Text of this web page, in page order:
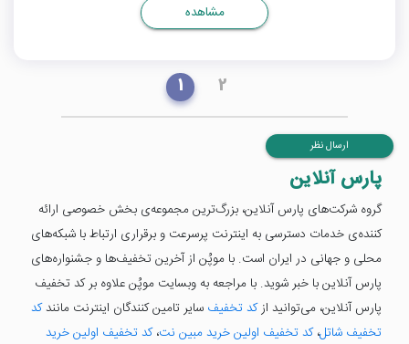
مشاهده
1 2
ارسال نظر
پارس آنلاین
گروه شرکت‌های پارس ‌آنلاین، بزرگ‌ترین مجموعه‌ی بخش خصوصی ارائه
‌کننده‌ی خدمات دسترسی به اینترنت پرسرعت و برقراری ارتباط با شبکه‌های
محلی و جهانی در ایران است. با موپُن از آخرین تخفیف‌ها و جشنواره‌های
پارس آنلاین با خبر شوید. با مراجعه به وبسایت موپُن علاوه بر کد تخفیف
پارس آنلاین، می‌توانید ازکد تخفیف سایر تامین کنندگان اینترنت مانندکد
تخفیف شاتل،کد تخفیف اولین خرید مبین نت،کد تخفیف اولین خرید